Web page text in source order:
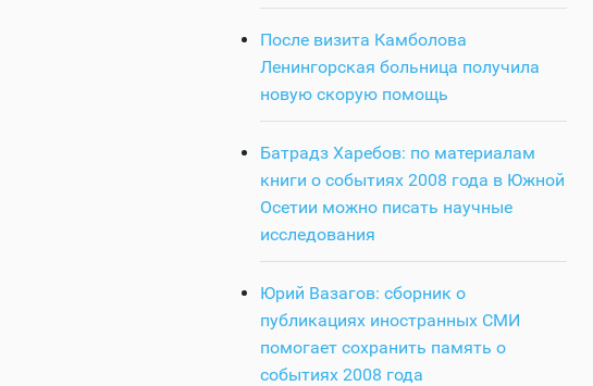
После визита Камболова
Ленингорская больница получила
новую скорую помощь
Батрадз Харебов: по материалам
книги о событиях 2008 года в Южной
Осетии можно писать научные
исследования
Юрий Вазагов: сборник о
публикациях иностранных СМИ
помогает сохранить память о
событиях 2008 года